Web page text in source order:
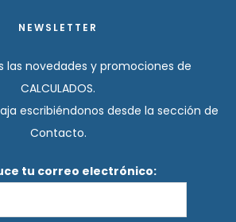
NEWSLETTER
las novedades y promociones de
CALCULADOS.
escribiéndonos desde la sección de
Contacto.
tu correo electrónico: